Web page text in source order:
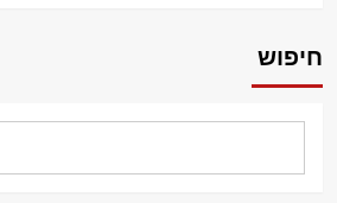
ענק
חיפוש